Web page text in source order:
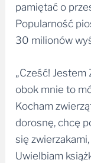
pamiętać o
Popularność
30 milionów
„Cześć! Jestem
obok mnie to
Kocham
dorosnę, chcę
się
Uwielbiam